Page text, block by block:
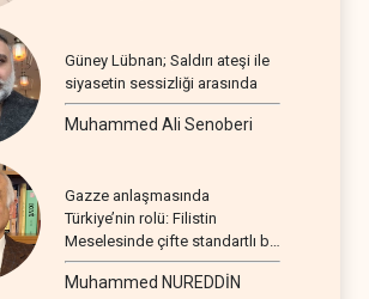
Güney Lübnan; Saldırı ateşi ile
siyasetin sessizliği arasında
Muhammed Ali Senoberi
Gazze anlaşmasında
Türkiye’nin rolü: Filistin
Meselesinde çifte standartlı bir
seyir
Muhammed NUREDDİN